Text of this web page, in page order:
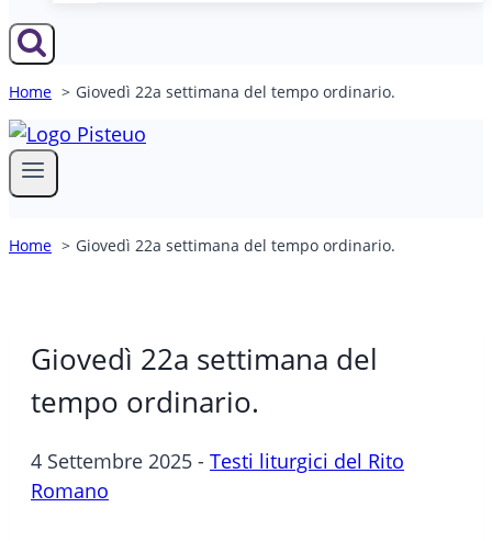
Home Giovedì 22a settimana del tempo ordinario.
Home Giovedì 22a settimana del tempo ordinario.
Giovedì 22a settimana del
tempo ordinario.
4 Settembre 2025 - Testi liturgici del Rito
Romano